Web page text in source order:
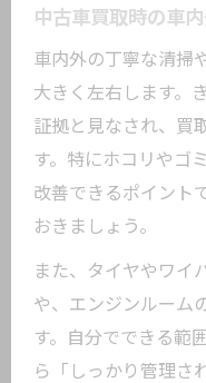
中古車買取時の車
車内外の丁寧な清掃
大きく左右します。
証拠と見なされ、買
す。特にホコリやゴ
改善できるポイント
おきましょう。
また、タイヤやワイ
や、エンジンルーム
す。自分でできる範
ら「しっかり管理さ